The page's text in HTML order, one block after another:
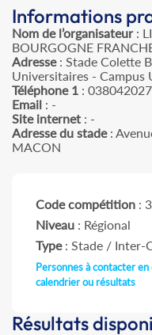
Informations
Nom de l’organisateur:
BOURGOGNE
Adresse: Stade Colette
Universitaires -
Téléphone 1 :
Email : -
Site internet : -
Adresse du stade:
MACON
Code compétition :
Niveau : Régional
Type: Stade / Inter-
Personnes à contacter
calendrier ou résultats
Résultats